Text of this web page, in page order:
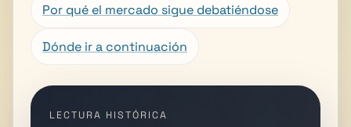
Por qué el mercado sigue debatiéndose
Dónde ir a continuación
LECTURA HISTÓRICA